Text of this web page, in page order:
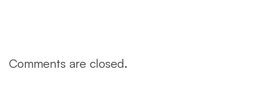
Comments are closed.